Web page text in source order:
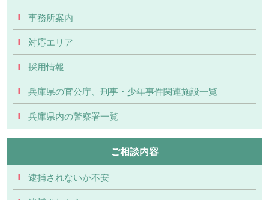
事務所案内
対応エリア
採用情報
兵庫県の官公庁、刑事・少年事件関連施設一覧
兵庫県内の警察署一覧
ご相談内容
逮捕されないか不安